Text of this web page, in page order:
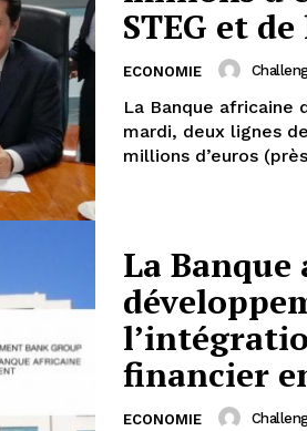
STEG et
ECONOMIE
La Banque africaine
mardi, deux lignes
millions d’euros
La
financier
ECONOMIE